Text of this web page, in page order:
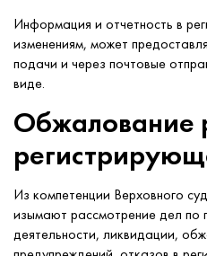
Информация и отчетность в
изменениям, может
подачи и через почтовые
виде.
Обжалование
Из компетенции Верховного
изымают рассмотрение дел по
деятельности, ликвидации,